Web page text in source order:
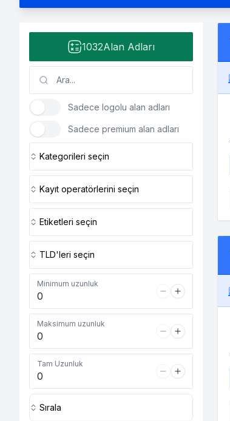
1032Alan Adları
Sadece logolu alan adları
Sadece premium alan adları
Kategorileri seçin
Kayıt operatörlerini seçin
Etiketleri seçin
TLD'leri seçin
Minimum uzunluk
Maksimum uzunluk
Tam Uzunluk
Sırala